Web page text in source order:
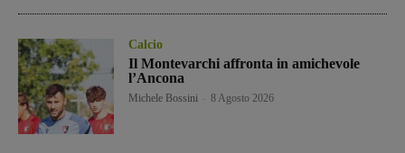
Calcio
Il Montevarchi affronta in amichevole
l’Ancona
Michele Bossini 8 Agosto 2026